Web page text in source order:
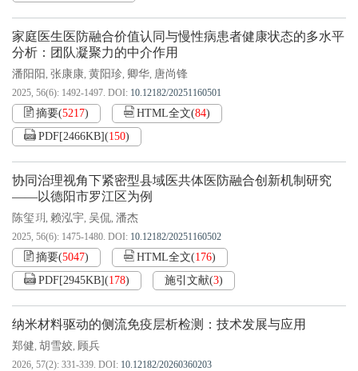
家庭医生医防融合价值认同与慢性病患者健康状态的多水平
分析：团队凝聚力的中介作用
潘阳阳, 张康康, 黄阳珍, 卿华, 唐尚锋
2025, 56(6): 1492-1497. DOI: 10.12182/20251160501
摘要(5217) HTML全文(84)
PDF[2466KB](150)
协同治理视角下紧密型县域医共体医防融合创新机制研究
——以德阳市罗江区为例
陈玺玥, 赖泓宇, 吴侃, 潘杰
2025, 56(6): 1475-1480. DOI: 10.12182/20251160502
摘要(5047) HTML全文(176)
PDF[2945KB](178) 施引文献(3)
纳米材料驱动的侧流免疫层析检测：技术发展与应用
郑健, 胡雪姣, 顾兵
2026, 57(2): 331-339. DOI: 10.12182/20260360203